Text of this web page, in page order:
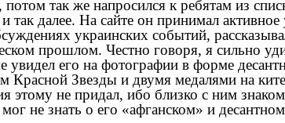
потом так же напросился к ребятам из
так далее. На сайте он принимал активное
украинских событий,
прошлом. Честно говоря, я сильно
увидел его на фотографии в форме
Красной Звезды и двумя медалями на
этому не придал, ибо близко с ним
не знать о его «афганском» и